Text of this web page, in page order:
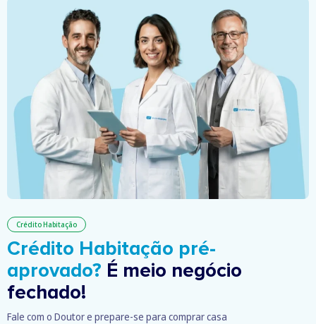
Crédito Habitação
Crédito Habitação pré-
aprovado? É meio negócio
fechado!
Fale com o Doutor e prepare-se para comprar casa